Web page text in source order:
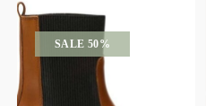
SALE 50%